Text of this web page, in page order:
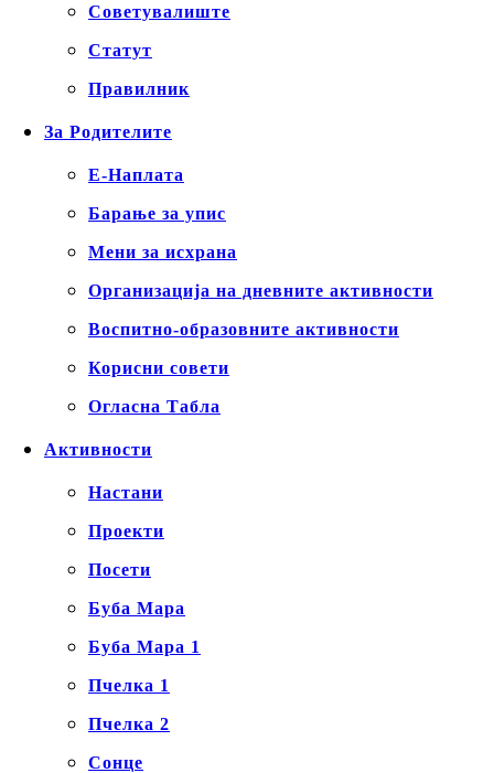
Советувалиште
Статут
Правилник
За Родителите
Е-Наплата
Барање за упис
Мени за исхрана
Организација на дневните активности
Воспитно-образовните активности
Корисни совети
Огласна Табла
Активности
Настани
Проекти
Посети
Буба Мара
Буба Мара 1
Пчелка 1
Пчелка 2
Сонце